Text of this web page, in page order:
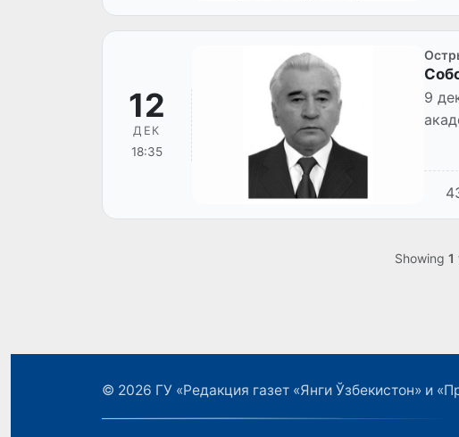
12
ДЕК
18:35
9
Showing 1
© 2026 ГУ «Редакция газет «Янги Ўзбекистон» и